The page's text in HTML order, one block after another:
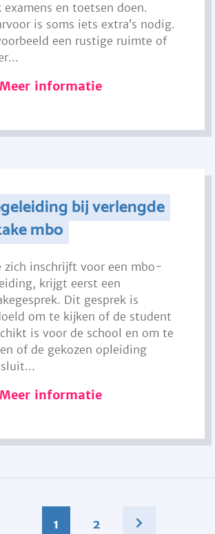
examens en toetsen doen.
is soms iets extra’s nodig.
een rustige ruimte of
Meer informatie
bij verlengde
mbo
zich inschrijft voor een mbo-
krijgt eerst een
Dit gesprek is
om te kijken of de student
is voor de school en om te
of de gekozen opleiding
Meer informatie
1 2